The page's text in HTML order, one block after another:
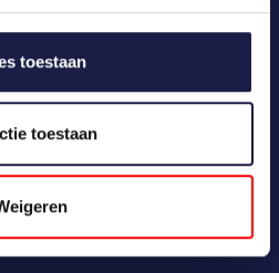
toestaan
toestaan